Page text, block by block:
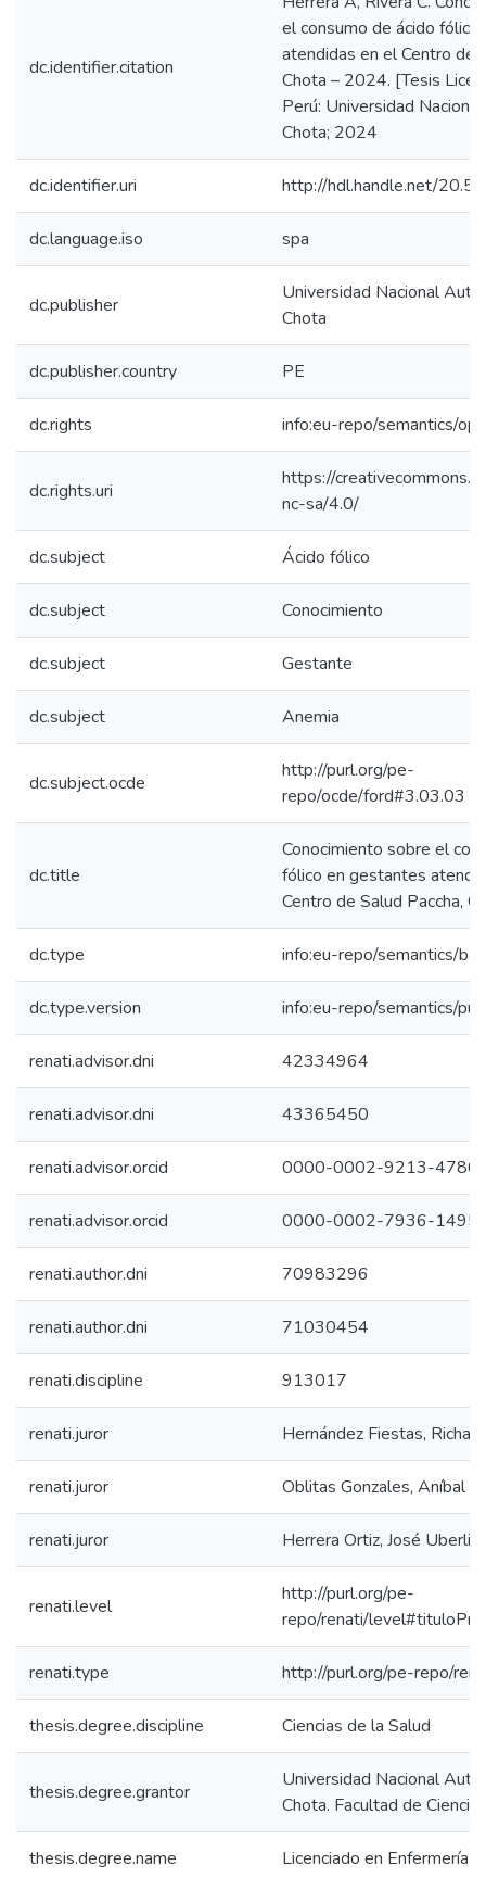
dc.identifier.citation
el consumo de ácido
atendidas en el Centro de
Chota – 2024. [Tesis
Perú: Universidad
Chota; 2024
dc.identifier.uri http://hdl.handle.net/
dc.language.iso spa
dc.publisher
Universidad Nacional
Chota
dc.publisher.country PE
dc.rights info:eu-repo/semantics/
dc.rights.uri
https://
nc-sa/4.0/
dc.subject Ácido fólico
dc.subject Conocimiento
dc.subject Gestante
dc.subject Anemia
dc.subject.ocde
http://purl.org/pe-
repo/ocde/ford#3.03.03
dc.title
Conocimiento sobre el
fólico en gestantes
Centro de Salud Paccha,
dc.type info:eu-repo/semantics/
dc.type.version info:eu-repo/semantics/
renati.advisor.dni 42334964
renati.advisor.dni 43365450
renati.advisor.orcid 0000-0002-9213-4780
renati.advisor.orcid 0000-0002-7936-1495
renati.author.dni 70983296
renati.author.dni 71030454
renati.discipline 913017
renati.juror Hernández Fiestas,
renati.juror Oblitas Gonzales, Aníbal
renati.juror Herrera Ortiz, José Uberli
renati.level
http://purl.org/pe-
repo/renati/
renati.type http://purl.org/pe-repo/
thesis.degree.discipline Ciencias de la Salud
thesis.degree.grantor
Universidad Nacional
Chota. Facultad de
thesis.degree.name Licenciado en Enfermería